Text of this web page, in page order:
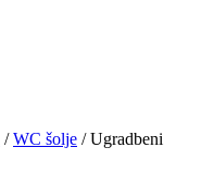
/WC šolje / Ugradbeni